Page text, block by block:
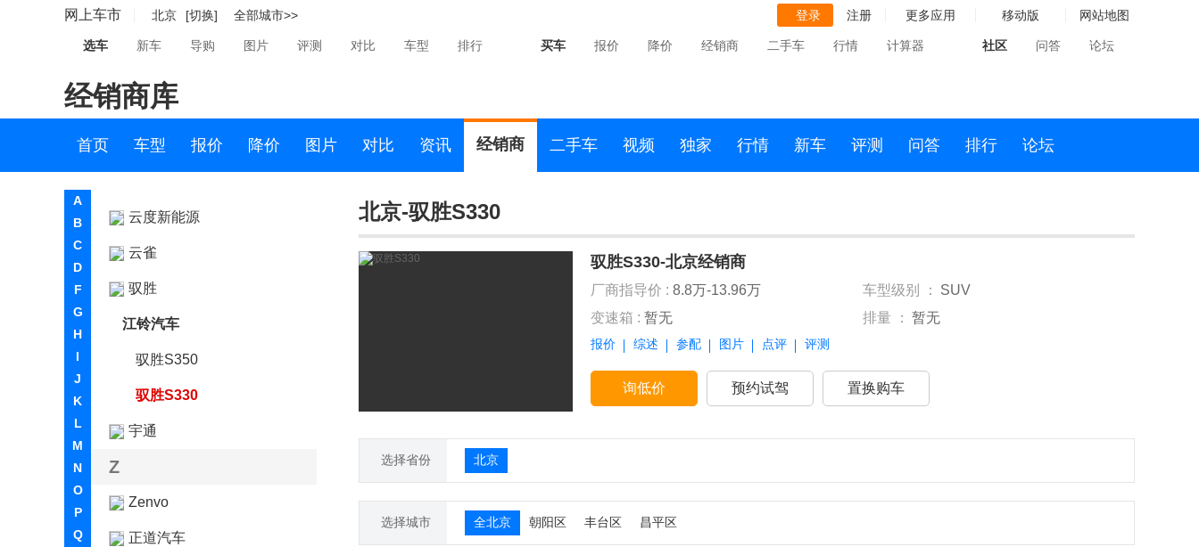
网上车市 北京 [切换] 全部城市>> 登录 注册 更多应用 移动版 网站地图
选车 新车 导购 图片 评测 对比 车型 排行 买车 报价 降价 经销商 二手车 行情 计算器 社区 问答 论坛
经销商库
首页 车型 报价 降价 图片 对比 资讯 经销商 二手车 视频 独家 行情 新车 评测 问答 排行 论坛
A
B
C
D
F
G
H
I
J
K
L
M
N
O
P
Q
一汽
远程汽车
远航汽车
云度新能源
云雀
驭胜
江铃汽车
驭胜S350
驭胜S330
宇通
Z
Zenvo
正道汽车
北京-驭胜S330
驭胜S330-北京经销商
厂商指导价 : 8.8万-13.96万 车型级别 ：
SUV
变速箱 : 暂无 排量 ： 暂无
报价 综述 参配 图片 点评 评测
询低价 预约试驾 置换购车
选择省份 北京
选择城市 全北京 朝阳区 丰台区 昌平区